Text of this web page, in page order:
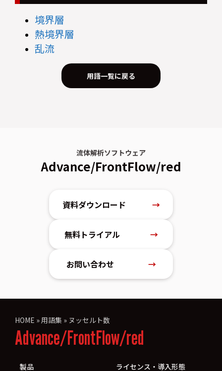
境界層
熱境界層
乱流
用語一覧に戻る
流体解析ソフトウェア
Advance/FrontFlow/red
資料ダウンロード →
無料トライアル →
お問い合わせ →
HOME » 用語集 » ヌッセルト数
Advance/FrontFlow/red
製品 ライセンス・導入形態